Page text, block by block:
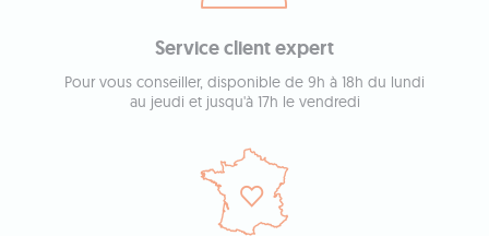
Service client expert
Pour vous conseiller, disponible de 9h à 18h du lundi
au jeudi et jusqu'à 17h le vendredi